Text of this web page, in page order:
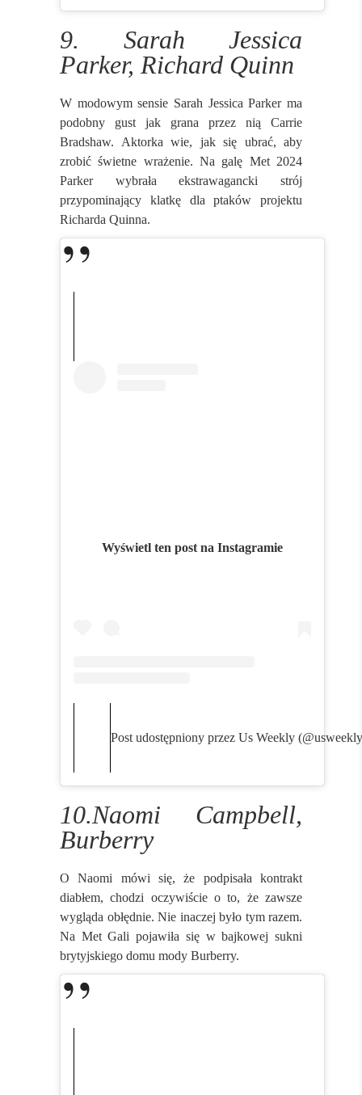
9. Sarah Jessica
Parker, Richard Quinn
W modowym sensie Sarah Jessica Parker ma
podobny gust jak grana przez nią Carrie
Bradshaw. Aktorka wie, jak się ubrać, aby
zrobić świetne wrażenie. Na galę Met 2024
Parker wybrała ekstrawagancki strój
przypominający klatkę dla ptaków projektu
Richarda Quinna.
Wyświetl ten post na Instagramie
Post udostępniony przez Us Weekly
10.Naomi Campbell,
Burberry
O Naomi mówi się, że podpisała kontrakt
diabłem, chodzi oczywiście o to, że zawsze
wygląda obłędnie. Nie inaczej było tym razem.
Na Met Gali pojawiła się w bajkowej sukni
brytyjskiego domu mody Burberry.